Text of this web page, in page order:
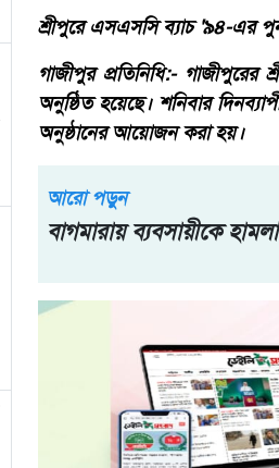
শ্রীপুরে এসএসসি ব্যাচ '৯৪-এর
গাজীপুর প্রতিনিধি:- গাজীপুরের
অনুষ্ঠিত হয়েছে। শনিবার
অনুষ্ঠানের আয়োজন করা হয়।
আরো পড়ুন
বাগমারায় ব্যবসায়ীকে